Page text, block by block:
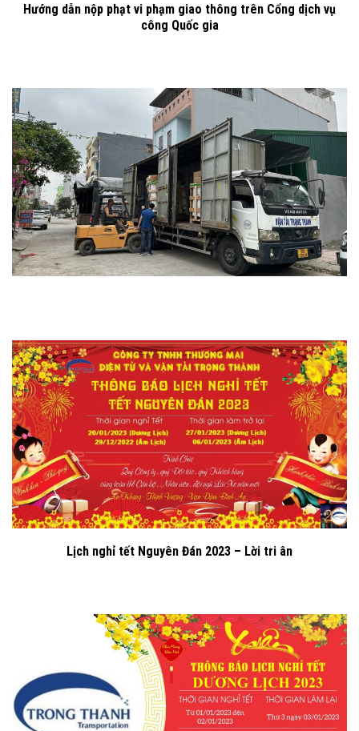
Hướng dẫn nộp phạt vi phạm giao thông trên Cổng dịch vụ
công Quốc gia
Lịch nghỉ tết Nguyên Đán 2023 – Lời tri ân